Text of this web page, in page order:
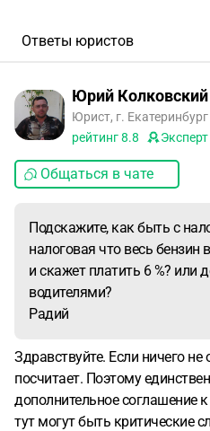
водителями?Списание
которому средства ушли и
в этом случае?
Ответы юристов
Юрий Колковский
Юрист, г. Екатеринбург
рейтинг8.8 Эксперт
Общаться в чате
Подскажите, как быть с
налоговая что весь бензин
и скажет платить 6 %? или
водителями?
Радий
Здравствуйте. Если ничего
посчитает. Поэтому
дополнительное соглашение
тут могут быть критические